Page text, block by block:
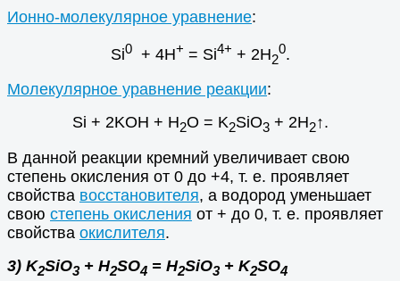
Ионно-молекулярное уравнение:
Si0+ 4H+ = Si4+ + 2H2
0.
Молекулярное уравнение реакции:
Si + 2KOH + H2O = K2SiO3+ 2H2↑.
В данной реакции кремний увеличивает свою
степень окисления от 0 до +4, т. е. проявляет
свойства восстановителя, а водород уменьшает
свою степень окисления от + до 0, т. е. проявляет
свойства окислителя.
3) K2SiO3+ H2SO4 = Н2SiO3+ K2SO4